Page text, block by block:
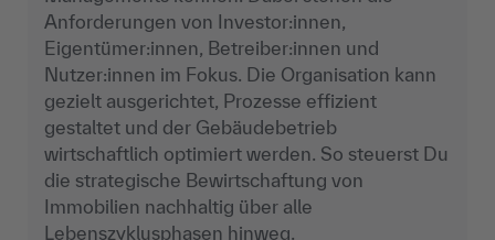
Anforderungen von Investor:innen,
Eigentümer:innen, Betreiber:innen und
Nutzer:innen im Fokus. Die Organisation kann
gezielt ausgerichtet, Prozesse effizient
gestaltet und der Gebäudebetrieb
wirtschaftlich optimiert werden. So steuerst Du
die strategische Bewirtschaftung von
Immobilien nachhaltig über alle
Lebenszyklusphasen hinweg.